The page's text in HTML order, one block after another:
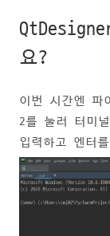
요?
이번 시간엔 파
2를 눌러 터미
입력하고 엔터